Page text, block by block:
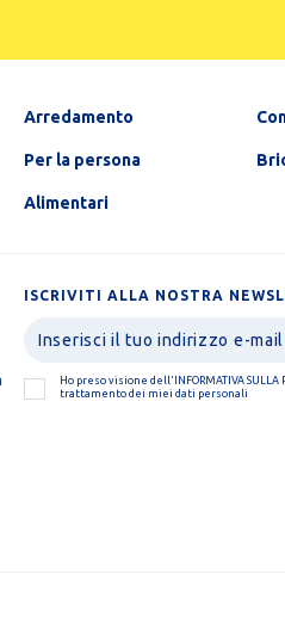
Arredamento
Per la persona
Alimentari
ISCRIVITI ALLA NOSTRA
Ho preso visione dell' INFORMATIVA SULLA
trattamento dei miei dati personali